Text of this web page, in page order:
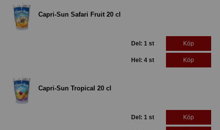
Capri-Sun Safari Fruit 20 cl
Del: 1 st Köp
Hel: 4 st Köp
Capri-Sun Tropical 20 cl
Del: 1 st Köp